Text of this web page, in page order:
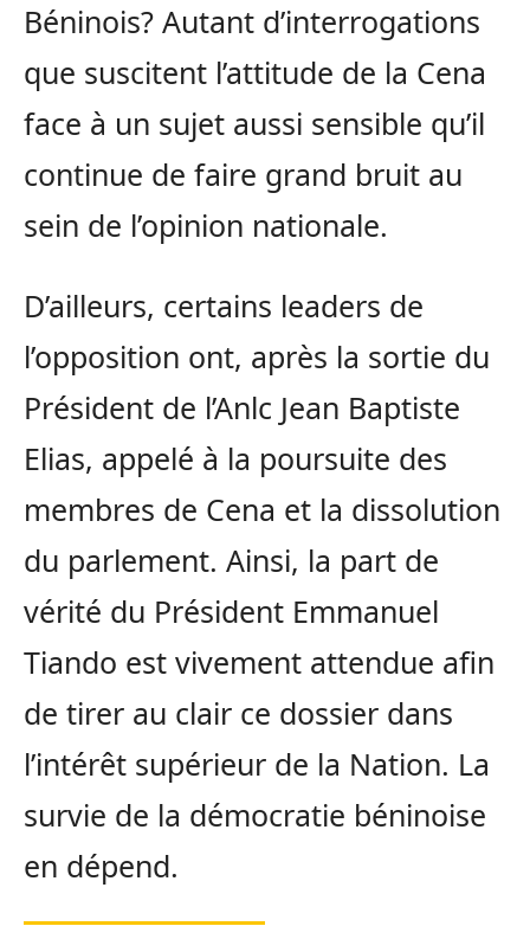
Béninois? Autant d’interrogations
que suscitent l’attitude de la Cena
face à un sujet aussi sensible qu’il
continue de faire grand bruit au
sein de l’opinion nationale.
D’ailleurs, certains leaders de
l’opposition ont, après la sortie du
Président de l’Anlc Jean Baptiste
Elias, appelé à la poursuite des
membres de Cena et la dissolution
du parlement. Ainsi, la part de
vérité du Président Emmanuel
Tiando est vivement attendue afin
de tirer au clair ce dossier dans
l’intérêt supérieur de la Nation. La
survie de la démocratie béninoise
en dépend.